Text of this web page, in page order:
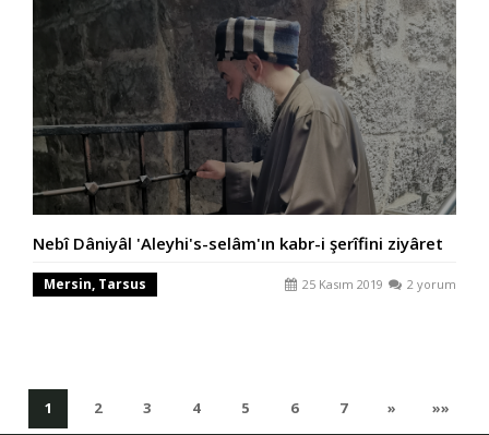
Nebî Dâniyâl 'Aleyhi's-selâm'ın kabr-i şerîfini ziyâret
Mersin, Tarsus 25 Kasım 2019 2 yorum
1 (current)
2(current)
3(current)
4(current)
5(current)
6(current)
7(current)
» Sonraki
»»